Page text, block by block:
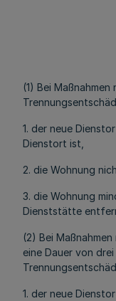
(1) Bei Maßnahmen
1. der neue
Dienstort ist,
2. die Wohnung
3. die Wohnung
Dienststätte
(2) Bei
eine Dauer von
1. der neue